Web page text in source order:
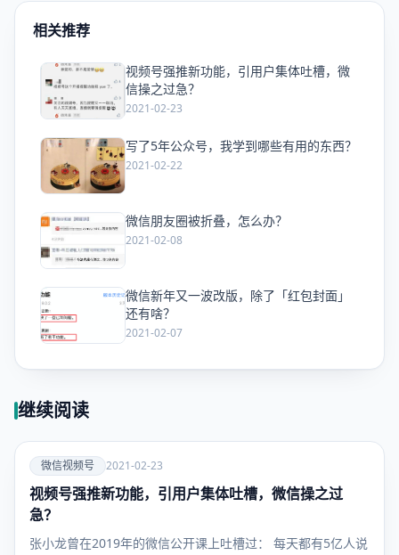
相关推荐
视频号强推新功能，引用户集体吐槽，微
信操之过急？
2021-02-23
爱 写了5年公众号，我学到哪些有用的东西？
2021-02-22
爱 微信朋友圈被折叠，怎么办？
2021-02-08
爱
微信新年又一波改版，除了「红包封面」
还有啥？
2021-02-07
继续阅读
爱
微信视频
号
微信视频号 2021-02-23
视频号强推新功能，引用户集体吐槽，微信操之过
急？
张小龙曾在2019年的微信公开课上吐槽过： 每天都有5亿人说